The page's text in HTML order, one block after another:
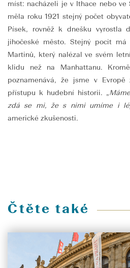
míst: nacházeli je v Ithace nebo
měla roku 1921 stejný počet
Písek, rovněž k dnešku vyrostla
jihočeské město. Stejný pocit má
Martinů, který nalézal ve svém
klidu než na Manhattanu.
poznamenává, že jsme v Evropě
přístupu k hudební historii. „
zdá se mi, že s nimi umíme i
americké zkušenosti.
Čtěte také